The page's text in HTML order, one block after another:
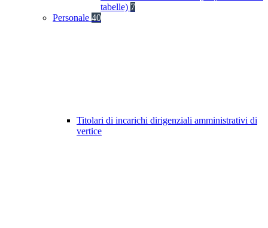
tabelle) 7
Personale 40
Titolari di incarichi dirigenziali amministrativi di
vertice